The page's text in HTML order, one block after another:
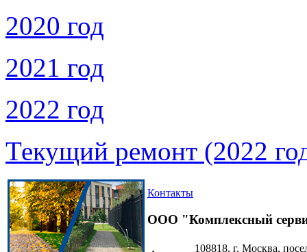
2020 год
2021 год
2022 год
Текущий ремонт (2022
Контакты
ООО "Комплексный
108818, г. Москва,